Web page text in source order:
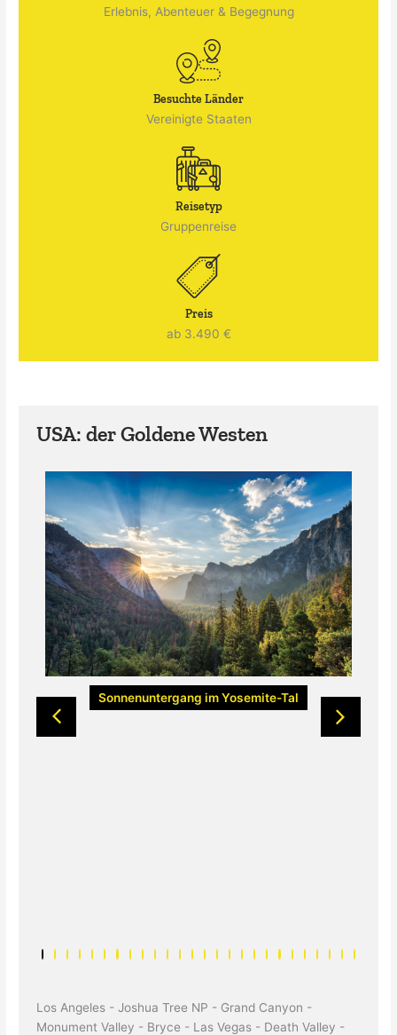
Erlebnis, Abenteuer & Begegnung
Besuchte Länder
Vereinigte Staaten
Reisetyp
Gruppenreise
Preis
ab 3.490 €
USA: der Goldene Westen
Sonnenuntergang im Yosemite-Tal
Los Angeles - Joshua Tree NP - Grand Canyon -
Monument Valley - Bryce - Las Vegas - Death Valley -